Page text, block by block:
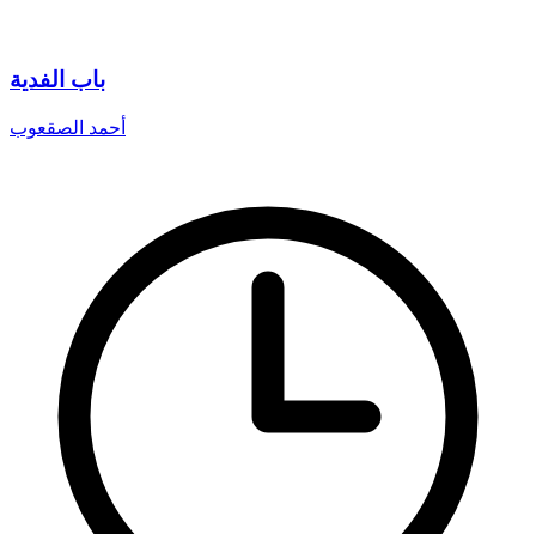
باب الفدية
أحمد الصقعوب